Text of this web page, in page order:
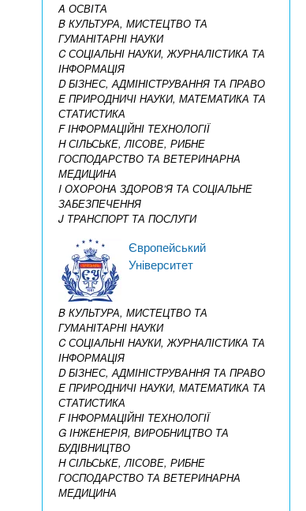
A ОСВІТА
B КУЛЬТУРА, МИСТЕЦТВО ТА
ГУМАНІТАРНІ НАУКИ
C СОЦІАЛЬНІ НАУКИ, ЖУРНАЛІСТИКА ТА
ІНФОРМАЦІЯ
D БІЗНЕС, АДМІНІСТРУВАННЯ ТА ПРАВО
E ПРИРОДНИЧІ НАУКИ, МАТЕМАТИКА ТА
СТАТИСТИКА
F ІНФОРМАЦІЙНІ ТЕХНОЛОГІЇ
H СІЛЬСЬКЕ, ЛІСОВЕ, РИБНЕ
ГОСПОДАРСТВО ТА ВЕТЕРИНАРНА
МЕДИЦИНА
I ОХОРОНА ЗДОРОВ’Я ТА СОЦІАЛЬНЕ
ЗАБЕЗПЕЧЕННЯ
J ТРАНСПОРТ ТА ПОСЛУГИ
Європейський
Університет
B КУЛЬТУРА, МИСТЕЦТВО ТА
ГУМАНІТАРНІ НАУКИ
C СОЦІАЛЬНІ НАУКИ, ЖУРНАЛІСТИКА ТА
ІНФОРМАЦІЯ
D БІЗНЕС, АДМІНІСТРУВАННЯ ТА ПРАВО
E ПРИРОДНИЧІ НАУКИ, МАТЕМАТИКА ТА
СТАТИСТИКА
F ІНФОРМАЦІЙНІ ТЕХНОЛОГІЇ
G ІНЖЕНЕРІЯ, ВИРОБНИЦТВО ТА
БУДІВНИЦТВО
H СІЛЬСЬКЕ, ЛІСОВЕ, РИБНЕ
ГОСПОДАРСТВО ТА ВЕТЕРИНАРНА
МЕДИЦИНА